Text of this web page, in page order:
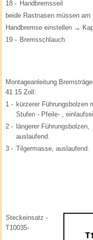
18 - Handbremsseil
beide Rastnasen müssen
Handbremse einstellen →
19 - Bremsschlauch
Montageanleitung
41 15 Zoll:
1 - kürzerer Führungsbolzen
Stufen - Pfeile- ,
2 - längerer Führungsbolzen,
auslaufend.
3 - Tilgermasse, auslaufend.
Steckeinsatz -
T10035-